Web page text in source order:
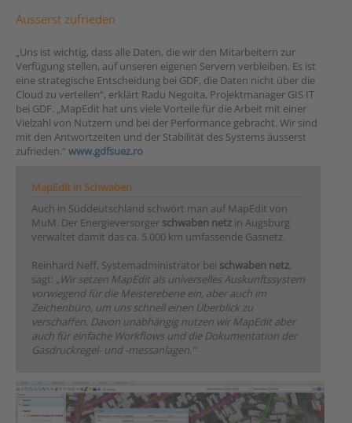
Äusserst zufrieden
„Uns ist wichtig, dass alle Daten, die wir den Mitarbeitern zur
Verfügung stellen, auf unseren eigenen Servern verbleiben. Es ist
eine strategische Entscheidung bei GDF, die Daten nicht über die
Cloud zu verteilen“, erklärt Radu Negoita, Projektmanager GIS IT
bei GDF. „MapEdit hat uns viele Vorteile für die Arbeit mit einer
Vielzahl von Nutzern und bei der Performance gebracht. Wir sind
mit den Antwortzeiten und der Stabilität des Systems äusserst
zufrieden.“ www.gdfsuez.ro
MapEdit in Schwaben
Auch in Süddeutschland schwört man auf MapEdit von
MuM. Der Energieversorger schwaben netz in Augsburg
verwaltet damit das ca. 5.000 km umfassende Gasnetz.
Reinhard Neff, Systemadministrator bei schwaben netz,
sagt: „Wir setzen MapEdit als universelles Auskunftssystem
vorwiegend für die Meisterebene ein, aber auch im
Zeichenbüro, um uns schnell einen Überblick zu
verschaffen. Davon unabhängig nutzen wir MapEdit aber
auch für einfache Workflows und die Dokumentation der
Gasdruckregel- und -messanlagen.“